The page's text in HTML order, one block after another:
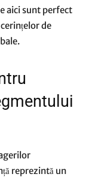
aici sunt perfect
de
reprezintă un